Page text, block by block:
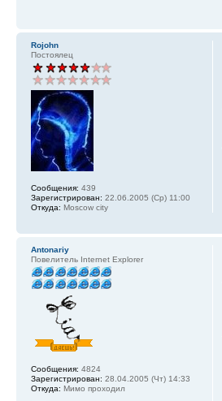
Rojohn
Постоялец
Сообщения: 439
Зарегистрирован: 22.06.2005 (Ср) 11:00
Откуда: Moscow city
Antonariy
Повелитель Internet Explorer
Сообщения: 4824
Зарегистрирован: 28.04.2005 (Чт) 14:33
Откуда: Мимо проходил